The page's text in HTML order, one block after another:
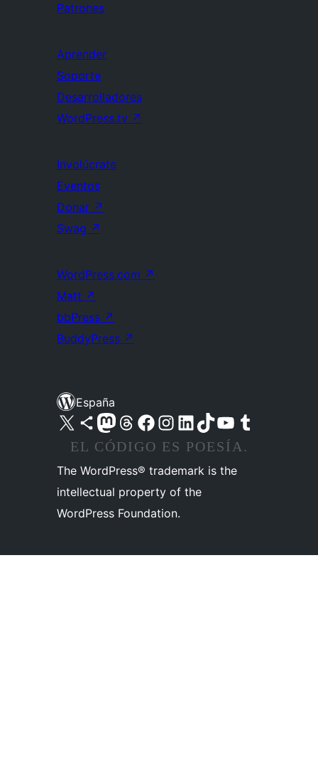
Patrones
Aprender
Soporte
Desarrolladores
WordPress.tv ↗
Involúcrate
Eventos
Donar ↗
Swag ↗
WordPress.com ↗
Matt ↗
bbPress ↗
BuddyPress ↗
España
Visita nuestra cuenta de X (anteriormente Twitter)
Visita nuestra cuenta de Bluesky
Visita nuestra cuenta de Mastodon
Visita nuestra cuenta de Threads
Visita nuestra página de Facebook
Visita nuestra cuenta de Instagram
Visita nuestra cuenta de LinkedIn
Visita nuestra cuenta de TikTok
Visita nuestro canal de YouTube
Visita nuestra cuenta de Tumblr
EL CÓDIGO ES POESÍA.
The WordPress® trademark is the
intellectual property of the
WordPress Foundation.